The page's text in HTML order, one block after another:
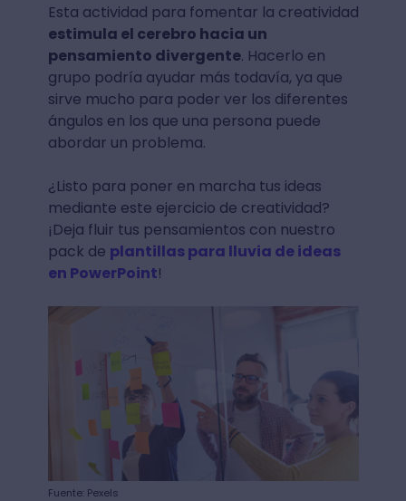
Esta actividad para fomentar la creatividad
estimula el cerebro hacia un
pensamiento divergente. Hacerlo en
grupo podría ayudar más todavía, ya que
sirve mucho para poder ver los diferentes
ángulos en los que una persona puede
abordar un problema.
¿Listo para poner en marcha tus ideas
mediante este ejercicio de creatividad?
¡Deja fluir tus pensamientos con ­nuestro
pack de plantillas para lluvia de ideas
en PowerPoint!
Fuente: Pexels